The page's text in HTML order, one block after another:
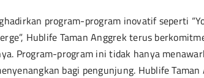
program-program inovatif seperti
Hublife Taman Anggrek terus
Program-program ini tidak hanya
bagi pengunjung. Hublife